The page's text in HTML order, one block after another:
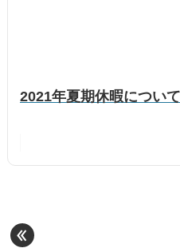
2021年夏期休暇について
«